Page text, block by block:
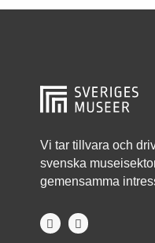
Vi tar tillvara och
svenska
gemensamma